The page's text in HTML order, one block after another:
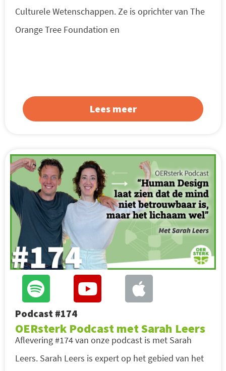
Culturele Wetenschappen. Ze is oprichter van The
Orange Tree Foundation en
Lees meer
Podcast #174
OERsterk Podcast met Sarah Leers
Aflevering #174 van onze podcast is met Sarah
Leers. Sarah Leers is expert op het gebied van het